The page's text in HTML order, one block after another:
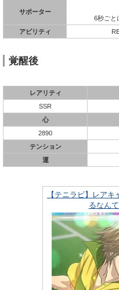
サポーター
6秒ごと
アビリティ
覚醒後
レアリティ
SSR
心
2890
テンション
運
【テニラビ】レア
るなん